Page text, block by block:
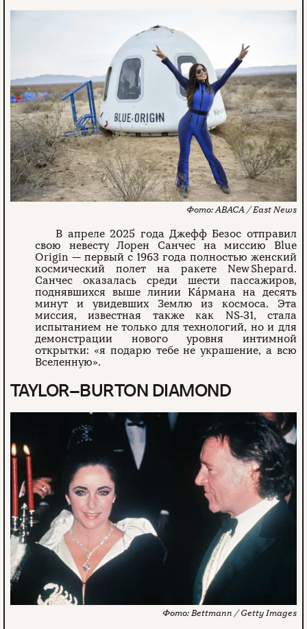
ABACA / East News
В апреле 2025 года Джефф Безос отправил
свою невесту Лорен Санчес на миссию Blue
Origin — первый с 1963 года полностью женский
космический полет на ракете New Shepard.
Санчес оказалась среди шести пассажиров,
поднявшихся выше линии Ка́рмана на десять
минут и увидевших Землю из космоса. Эта
миссия, известная также как NS‑31, стала
испытанием не только для технологий, но и для
демонстрации нового уровня интимной
открытки: «я подарю тебе не украшение, а всю
Вселенную».
TAYLOR–BURTON DIAMOND
Bettmann / Getty Images